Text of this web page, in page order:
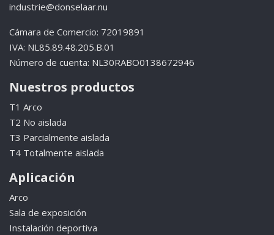
industrie@donselaar.nu
Cámara de Comercio: 72019891
IVA: NL85.89.48.205.B.01
Número de cuenta: NL30RABO0138672946
Nuestros productos
T1 Arco
T2 No aislada
T3 Parcialmente aislada
T4 Totalmente aislada
Aplicación
Arco
Sala de exposición
Instalación deportiva